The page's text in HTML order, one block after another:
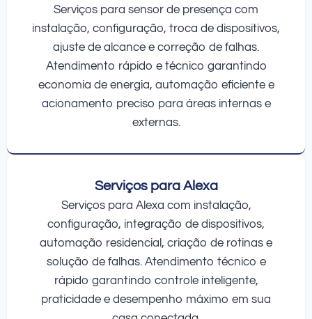
Serviços para sensor de presença com
instalação, configuração, troca de dispositivos,
ajuste de alcance e correção de falhas.
Atendimento rápido e técnico garantindo
economia de energia, automação eficiente e
acionamento preciso para áreas internas e
externas.
Serviços para Alexa
Serviços para Alexa com instalação,
configuração, integração de dispositivos,
automação residencial, criação de rotinas e
solução de falhas. Atendimento técnico e
rápido garantindo controle inteligente,
praticidade e desempenho máximo em sua